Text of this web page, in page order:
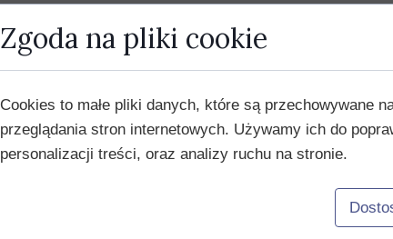
Zgoda na pliki cookie
Cookies to małe pliki danych, które są przechowywane
przeglądania stron internetowych. Używamy ich do
personalizacji treści, oraz analizy ruchu na stronie.